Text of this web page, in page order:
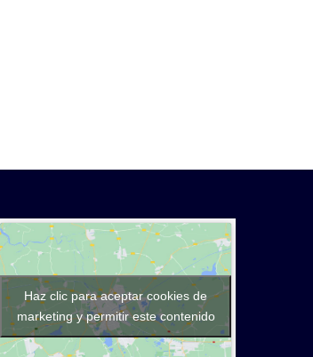
Haz clic para aceptar cookies de
marketing y permitir este contenido